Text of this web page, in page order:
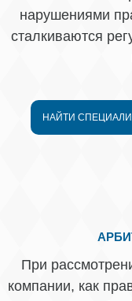
нарушениями
сталкиваются
НАЙТИ
При
компании, как